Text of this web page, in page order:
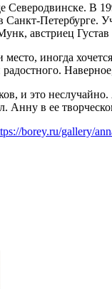
Северодвинске. В
Санкт-
австриец
иногда
и это
в ее
borey.ru/gallery/